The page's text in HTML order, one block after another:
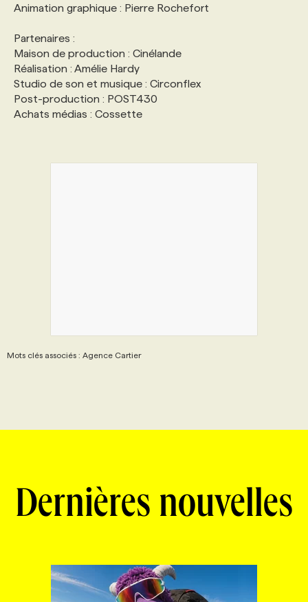
Animation graphique : Pierre Rochefort
Partenaires :
Maison de production : Cinélande
Réalisation : Amélie Hardy
Studio de son et musique : Circonflex
Post-production : POST430
Achats médias : Cossette
Mots clés associés : Agence Cartier
Dernières nouvelles